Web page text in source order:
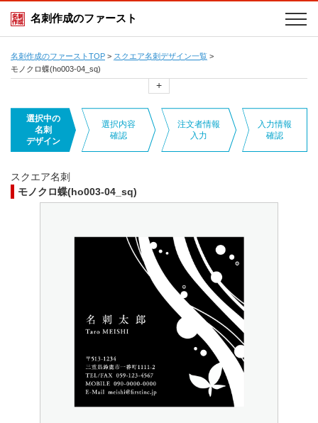
名刺作成のファースト
名刺作成のファーストTOP > スクエア名刺デザイン一覧 >
モノクロ蝶(ho003-04_sq)
+
選択中の
名刺
デザイン
選択内容
確認
注文者情報
入力
入力情報
確認
スクエア名刺
モノクロ蝶(ho003-04_sq)